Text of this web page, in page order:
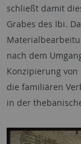
schließt damit
Grabes des Ibi.
nach dem
Konzipierung
die familiären
in der